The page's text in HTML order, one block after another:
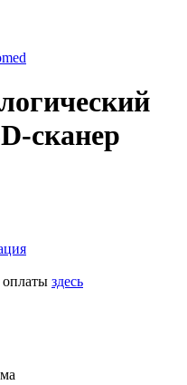
сканер
оплаты здесь